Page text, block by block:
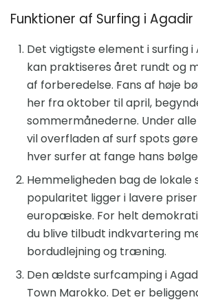
Funktioner af Surfing i Agadir
Det vigtigste element i surfing i
kan praktiseres året rundt og
af forberedelse. Fans af høje
her fra oktober til april,
sommermånederne. Under
vil overfladen af ​​surf spots
hver surfer at fange hans
Hemmeligheden bag de lokale
popularitet ligger i lavere
europæiske. For helt
du blive tilbudt indkvartering
bordudlejning og træning.
Den ældste surfcamping i
Town Marokko. Det er